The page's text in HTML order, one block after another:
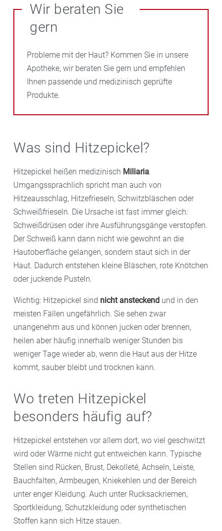
Wir beraten Sie
gern
Probleme mit der Haut? Kommen Sie in unsere
Apotheke, wir beraten Sie gern und empfehlen
Ihnen passende und medizinisch geprüfte
Produkte.
Was sind Hitzepickel?
Hitzepickel heißen medizinisch Miliaria.
Umgangssprachlich spricht man auch von
Hitzeausschlag, Hitzefrieseln, Schwitzbläschen oder
Schweißfrieseln. Die Ursache ist fast immer gleich:
Schweißdrüsen oder ihre Ausführungsgänge verstopfen.
Der Schweiß kann dann nicht wie gewohnt an die
Hautoberfläche gelangen, sondern staut sich in der
Haut. Dadurch entstehen kleine Bläschen, rote Knötchen
oder juckende Pusteln.
Wichtig: Hitzepickel sind nicht ansteckend und in den
meisten Fällen ungefährlich. Sie sehen zwar
unangenehm aus und können jucken oder brennen,
heilen aber häufig innerhalb weniger Stunden bis
weniger Tage wieder ab, wenn die Haut aus der Hitze
kommt, sauber bleibt und trocknen kann.
Wo treten Hitzepickel
besonders häufig auf?
Hitzepickel entstehen vor allem dort, wo viel geschwitzt
wird oder Wärme nicht gut entweichen kann. Typische
Stellen sind Rücken, Brust, Dekolleté, Achseln, Leiste,
Bauchfalten, Armbeugen, Kniekehlen und der Bereich
unter enger Kleidung. Auch unter Rucksackriemen,
Sportkleidung, Schutzkleidung oder synthetischen
Stoffen kann sich Hitze stauen.